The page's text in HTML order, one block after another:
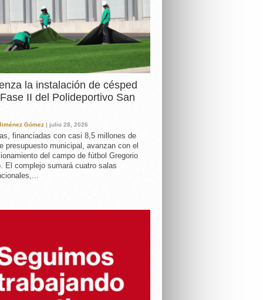
la instalación de césped
II del Polideportivo San
Gómez | julio 28, 2026
financiadas con casi 8,5 millones de
presupuesto municipal, avanzan con el
del campo de fútbol Gregorio
El complejo sumará cuatro salas